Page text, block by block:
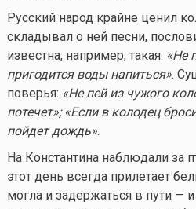
Русский народ крайне ценил
складывал о ней песни,
известна, например, такая: «Не
пригодится воды напиться».
поверья: «Не пей из чужого
потечет»; «Если в колодец
пойдет дождь».
На Константина наблюдали за
этот день всегда прилетает
могла и задержаться в пути —